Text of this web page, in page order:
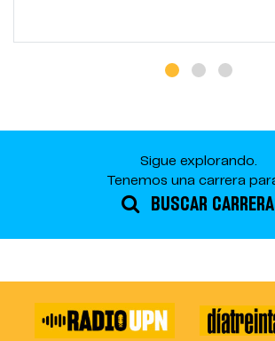
Sigue explorando.
Tenemos una carrera
BUSCAR